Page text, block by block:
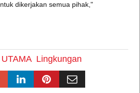
dikerjakan semua pihak,"
Lingkungan